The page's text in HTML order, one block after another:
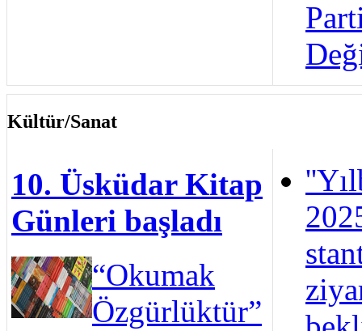
Kültür/Sanat
10. Üsküdar Kitap
Günleri başladı
“Okumak
Özgürlüktür”